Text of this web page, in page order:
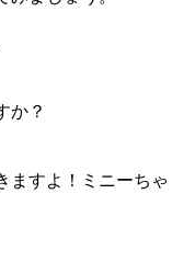
か？
ますよ！ミニーちゃ